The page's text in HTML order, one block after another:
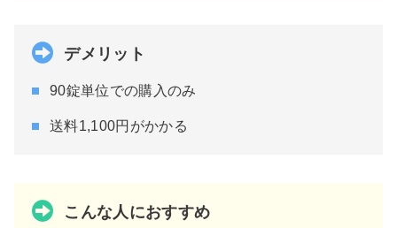
デメリット
90錠単位での購入のみ
送料1,100円がかかる
こんな人におすすめ